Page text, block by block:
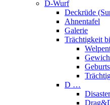
D-Wurf
Deckrüde
Ahnentafel
Galerie
Trächtigkeit
D …